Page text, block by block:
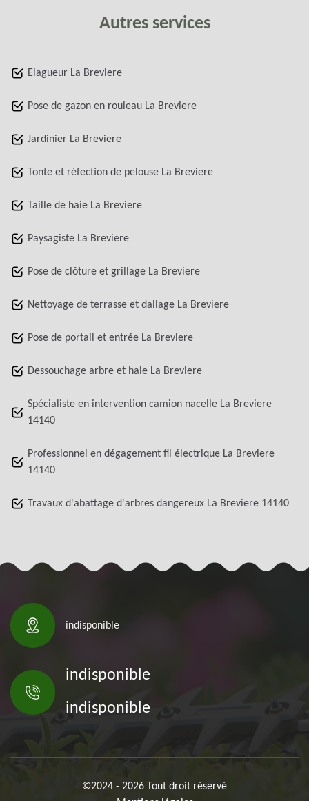
Autres services
Elagueur La Breviere
Pose de gazon en rouleau La Breviere
Jardinier La Breviere
Tonte et réfection de pelouse La Breviere
Taille de haie La Breviere
Paysagiste La Breviere
Pose de clôture et grillage La Breviere
Nettoyage de terrasse et dallage La Breviere
Pose de portail et entrée La Breviere
Dessouchage arbre et haie La Breviere
Spécialiste en intervention camion nacelle La Breviere
14140
Professionnel en dégagement fil électrique La Breviere
14140
Travaux d'abattage d'arbres dangereux La Breviere 14140
indisponible
indisponible
indisponible
©2024 - 2026 Tout droit réservé